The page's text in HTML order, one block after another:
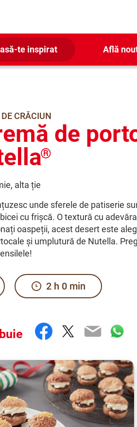
te inspirat Află
CRĂCIUN
de
®
alta ție
unde sferele de patiserie
cu frișcă. O textură cu
oaspeții, acest desert este
și umplutură de Nutella.
2 h 0 min
Facebook
Twitter
Email